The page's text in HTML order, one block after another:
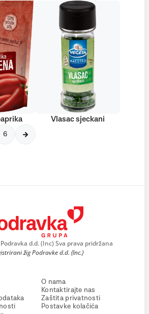
Vlasac sjeckani
6
d.d. (Inc) Sva prava pridržana
žig Podravke d.d. (Inc.)
O nama
Kontaktirajte nas
Zaštita privatnosti
Postavke kolačića